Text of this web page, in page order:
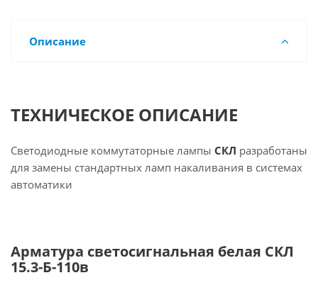
Описание
ТЕХНИЧЕСКОЕ ОПИСАНИЕ
Светодиодные коммутаторные лампы СКЛ разработаны
для замены стандартных ламп накаливания в системах
автоматики
Арматура светосигнальная белая СКЛ
15.3-Б-110в